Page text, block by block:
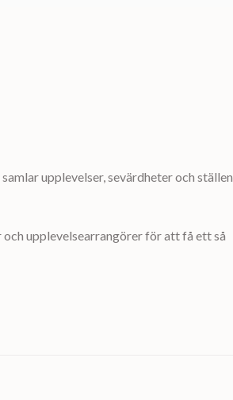
upplevelser, sevärdheter och ställen
upplevelsearrangörer för att få ett så